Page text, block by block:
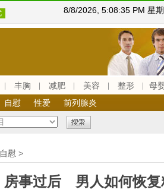
8/8/2026, 5:08:36 PM 星
丰胸 减肥 美容 整形 母
自慰 性爱 前列腺炎
自慰 >
房事过后 男人如何恢复